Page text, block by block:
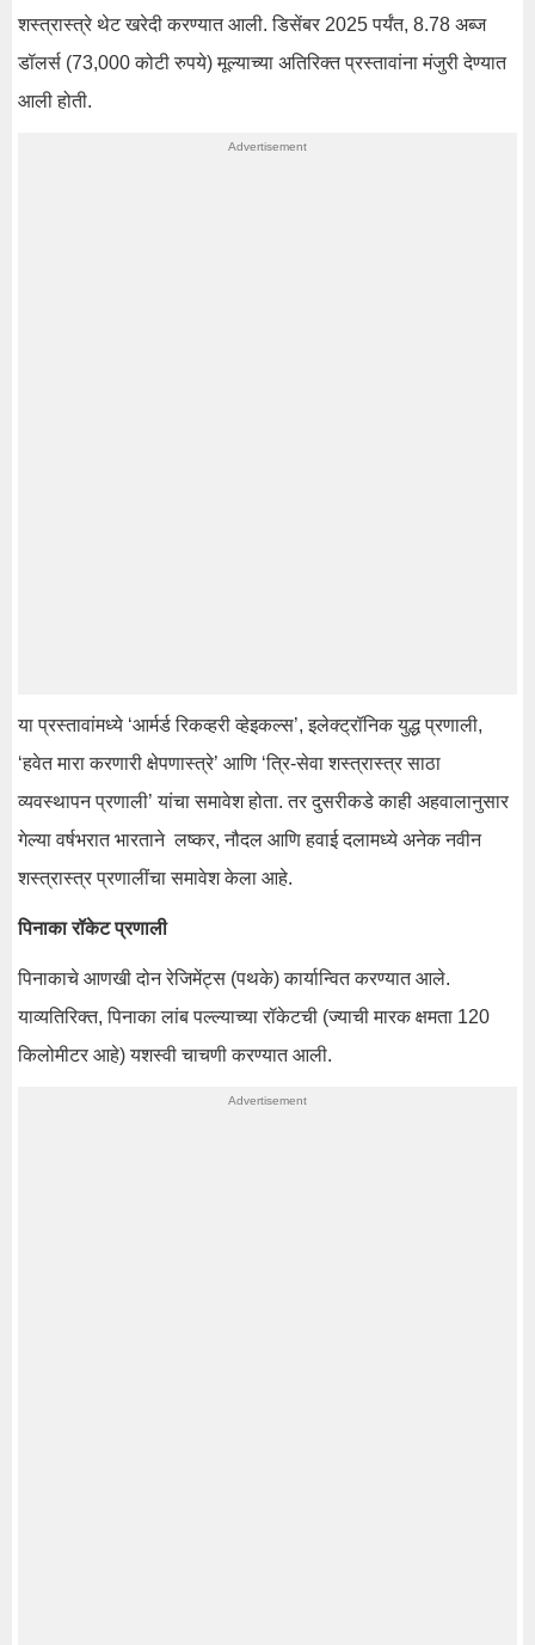
शस्त्रास्त्रे थेट खरेदी करण्यात आली. डिसेंबर 2025 पर्यंत, 8.78 अब्ज
डॉलर्स (73,000 कोटी रुपये) मूल्याच्या अतिरिक्त प्रस्तावांना मंजुरी देण्यात
आली होती.
या प्रस्तावांमध्ये ‘आर्मर्ड रिकव्हरी व्हेइकल्स’, इलेक्ट्रॉनिक युद्ध प्रणाली,
‘हवेत मारा करणारी क्षेपणास्त्रे’ आणि ‘त्रि-सेवा शस्त्रास्त्र साठा
व्यवस्थापन प्रणाली’ यांचा समावेश होता. तर दुसरीकडे काही अहवालानुसार
गेल्या वर्षभरात भारताने लष्कर, नौदल आणि हवाई दलामध्ये अनेक नवीन
शस्त्रास्त्र प्रणालींचा समावेश केला आहे.
पिनाका रॉकेट प्रणाली
पिनाकाचे आणखी दोन रेजिमेंट्स (पथके) कार्यान्वित करण्यात आले.
याव्यतिरिक्त, पिनाका लांब पल्ल्याच्या रॉकेटची (ज्याची मारक क्षमता 120
किलोमीटर आहे) यशस्वी चाचणी करण्यात आली.